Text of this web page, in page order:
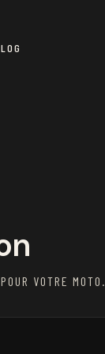
VOTRE MOTO.